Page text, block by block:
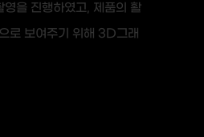
을 진행하였고, 제품의 활
로 보여주기 위해 3D그래